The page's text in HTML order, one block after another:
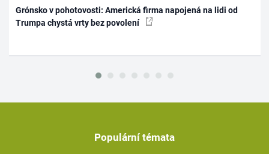
Grónsko v pohotovosti: Americká firma napojená na lidi od
Trumpa chystá vrty bez povolení
Populární témata